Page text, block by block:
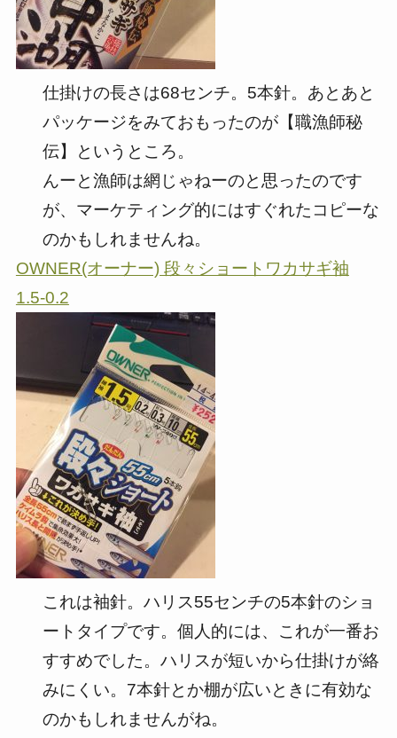
仕掛けの長さは68センチ。5本針。あとあと
パッケージをみておもったのが【職漁師秘
伝】というところ。
んーと漁師は網じゃねーのと思ったのです
が、マーケティング的にはすぐれたコピーな
のかもしれませんね。
OWNER(オーナー) 段々ショートワカサギ袖
1.5-0.2
これは袖針。ハリス55センチの5本針のショ
ートタイプです。個人的には、これが一番お
すすめでした。ハリスが短いから仕掛けが絡
みにくい。7本針とか棚が広いときに有効な
のかもしれませんがね。